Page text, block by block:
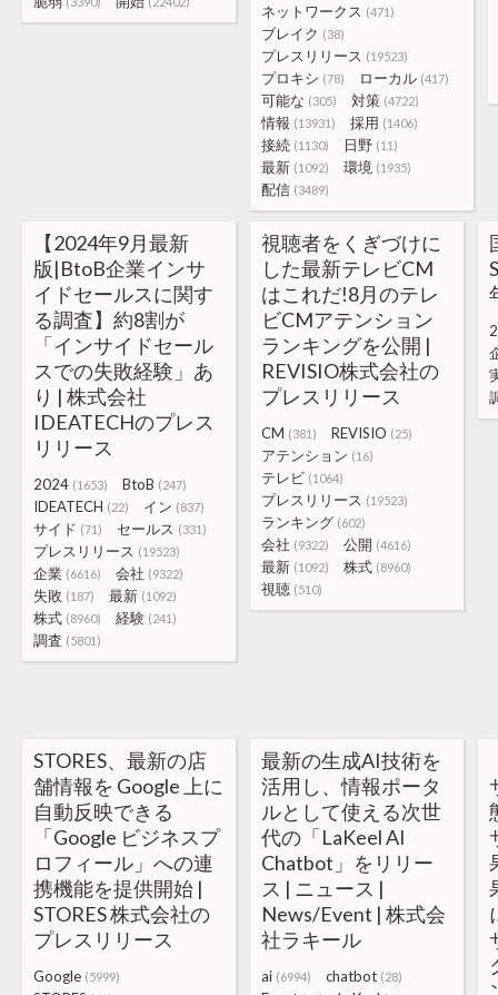
ネットワークス (471)
ブレイク (38)
プレスリリース (19523)
プロキシ (78) ローカル (417)
可能な (305) 対策 (4722)
情報 (13931) 採用 (1406)
接続 (1130) 日野 (11)
最新 (1092) 環境 (1935)
配信 (3489)
【2024年9月最新
版|BtoB企業インサ
イドセールスに関す
る調査】約8割が
「インサイドセール
スでの失敗経験」あ
り | 株式会社
IDEATECHのプレス
リリース
2024 (1653) BtoB (247)
IDEATECH (22) イン (837)
サイド (71) セールス (331)
プレスリリース (19523)
企業 (6616) 会社 (9322)
失敗 (187) 最新 (1092)
株式 (8960) 経験 (241)
調査 (5801)
視聴者をくぎづけに
した最新テレビCM
はこれだ!8月のテレ
ビCMアテンション
ランキングを公開 |
REVISIO株式会社の
プレスリリース
CM (381) REVISIO (25)
アテンション (16)
テレビ (1064)
プレスリリース (19523)
ランキング (602)
会社 (9322) 公開 (4616)
最新 (1092) 株式 (8960)
視聴 (510)
STORES、最新の店
舗情報を Google 上に
自動反映できる
「Google ビジネスプ
ロフィール」への連
携機能を提供開始 |
STORES 株式会社の
プレスリリース
Google (5999)
最新の生成AI技術を
活用し、情報ポータ
ルとして使える次世
代の「LaKeel AI
Chatbot」をリリー
ス | ニュース |
News/Event | 株式会
社ラキール
ai (6994) chatbot (28)